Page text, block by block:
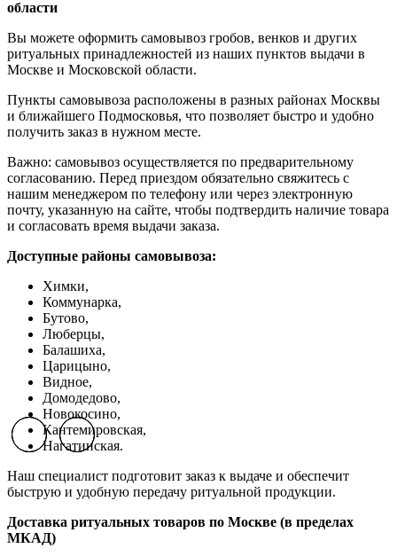
области
Вы можете оформить самовывоз гробов, венков и других
ритуальных принадлежностей из наших пунктов выдачи в
Москве и Московской области.
Пункты самовывоза расположены в разных районах Москвы
и ближайшего Подмосковья, что позволяет быстро и удобно
получить заказ в нужном месте.
Важно: самовывоз осуществляется по предварительному
согласованию. Перед приездом обязательно свяжитесь с
нашим менеджером по телефону или через электронную
почту, указанную на сайте, чтобы подтвердить наличие товара
и согласовать время выдачи заказа.
Доступные районы самовывоза:
Химки,
Коммунарка,
Бутово,
Люберцы,
Балашиха,
Царицыно,
Видное,
Домодедово,
Новокосино,
Кантемировская,
Нагатинская.
Наш специалист подготовит заказ к выдаче и обеспечит
быструю и удобную передачу ритуальной продукции.
Доставка ритуальных товаров по Москве (в пределах
МКАД)
Previous slide
Next slide
Previous slide
Next slide
Previous slide
Next slide